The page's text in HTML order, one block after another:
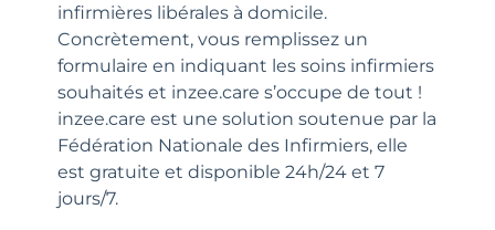
infirmières libérales à domicile.
Concrètement, vous remplissez un
formulaire en indiquant les soins infirmiers
souhaités et inzee.care s’occupe de tout !
inzee.care est une solution soutenue par la
Fédération Nationale des Infirmiers, elle
est gratuite et disponible 24h/24 et 7
jours/7.